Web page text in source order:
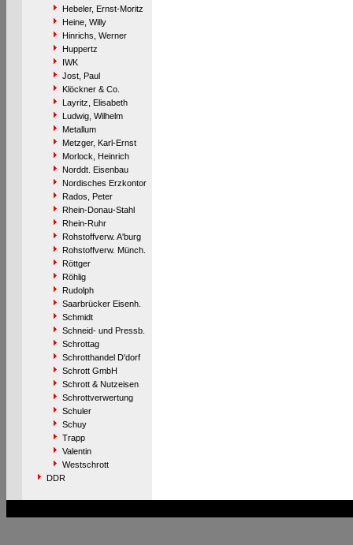
Hebeler, Ernst-Moritz
Heine, Willy
Hinrichs, Werner
Huppertz
IWK
Jost, Paul
Klöckner & Co.
Layritz, Elisabeth
Ludwig, Wilhelm
Metallum
Metzger, Karl-Ernst
Morlock, Heinrich
Norddt. Eisenbau
Nordisches Erzkontor
Rados, Peter
Rhein-Donau-Stahl
Rhein-Ruhr
Rohstoffverw. A'burg
Rohstoffverw. Münch.
Röttger
Röhlig
Rudolph
Saarbrücker Eisenh.
Schmidt
Schneid- und Pressb.
Schrottag
Schrotthandel D'dorf
Schrott GmbH
Schrott & Nutzeisen
Schrottverwertung
Schuler
Schuy
Trapp
Valentin
Westschrott
DDR